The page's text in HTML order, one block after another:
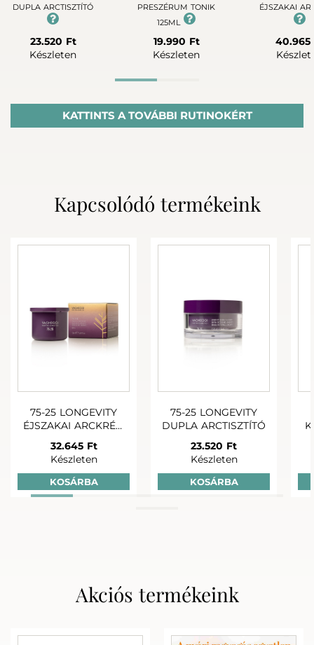
DUPLA ARCTISZTÍTÓ
23.520 Ft
Készleten
PRESZÉRUM TONIK
125ML
19.990 Ft
Készleten
ÉJSZAKAI
40.965
Advanced rutin
DUPLA ARCTISZTÍTÓ
PRESZÉRUM TONIK
75-25 LONGEVITY
75-25 LONGEVITY
+
75-25
KATTINTS A TOVÁBBI RUTINOKÉRT
Kapcsolódó termékeink
75-25 LONGEVITY
ÉJSZAKAI ARCKRÉM
32.645 Ft
Készleten
KOSÁRBA
75-25 LONGEVITY
DUPLA ARCTISZTÍTÓ
23.520 Ft
Készleten
KOSÁRBA
Akciós termékeink